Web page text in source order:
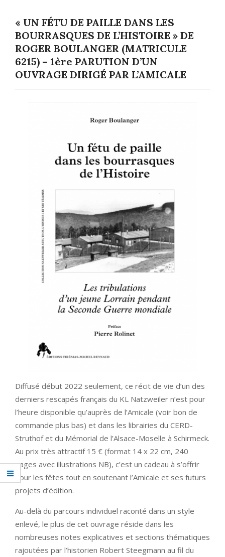
« UN FÉTU DE PAILLE DANS LES
BOURRASQUES DE L’HISTOIRE » DE
ROGER BOULANGER (MATRICULE
6215) – 1ère PARUTION D’UN
OUVRAGE DIRIGÉ PAR L’AMICALE
Diffusé début 2022 seulement, ce récit de vie d’un des
derniers rescapés français du KL Natzweiler n’est pour
l’heure disponible qu’auprès de l’Amicale (voir bon de
commande plus bas) et dans les librairies du CERD-
Struthof et du Mémorial de l’Alsace-Moselle à Schirmeck.
Au prix très attractif 15 € (format 14 x 22 cm, 240
pages avec illustrations NB), c’est un cadeau à s’offrir
pour les fêtes tout en soutenant l’Amicale et ses futurs
projets d’édition.
Au-delà du parcours individuel raconté dans un style
enlevé, le plus de cet ouvrage réside dans les
nombreuses notes explicatives et sections thématiques
rajoutées par l’historien Robert Steegmann au fil du